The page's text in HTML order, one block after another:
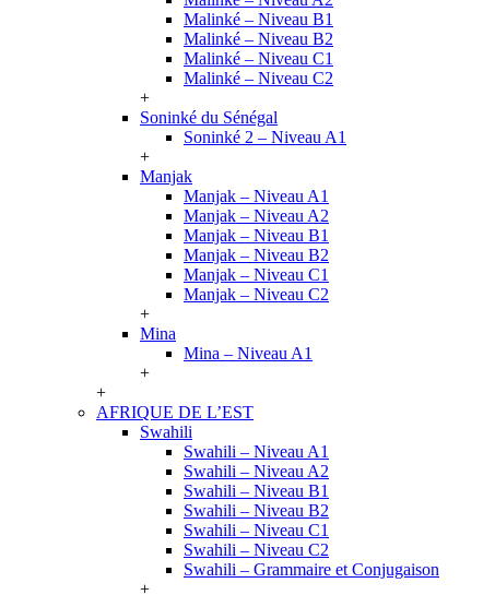
Malinké – Niveau B1
Malinké – Niveau B2
Malinké – Niveau C1
Malinké – Niveau C2
+
Soninké du Sénégal
Soninké 2 – Niveau A1
+
Manjak
Manjak – Niveau A1
Manjak – Niveau A2
Manjak – Niveau B1
Manjak – Niveau B2
Manjak – Niveau C1
Manjak – Niveau C2
+
Mina
Mina – Niveau A1
+
+
AFRIQUE DE L’EST
Swahili
Swahili – Niveau A1
Swahili – Niveau A2
Swahili – Niveau B1
Swahili – Niveau B2
Swahili – Niveau C1
Swahili – Niveau C2
Swahili – Grammaire et Conjugaison
+